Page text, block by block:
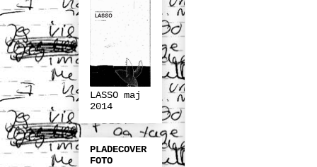
LASSO maj
2014
PLADECOVER
FOTO